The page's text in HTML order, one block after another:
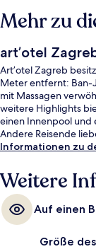
Mehr zu
art’otel
Art’otel Zagreb
Meter entfernt: Ban-
mit Massagen
weitere Highlights
einen Innenpool und
Andere Reisende
Informationen zu
Weitere
Auf einen
Größe